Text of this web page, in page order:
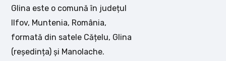
Glina este o comună în județul
Ilfov, Muntenia, România,
formată din satele Cățelu, Glina
(reședința) și Manolache.